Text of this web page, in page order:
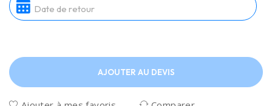
AJOUTER AU DEVIS